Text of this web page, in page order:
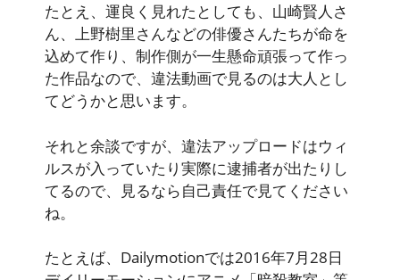
たとえ、運良く見れたとしても、 山崎賢人さ
ん、上野樹里さんなどの俳優さんたちが命を
込めて作り、制作側が一生懸命頑張って作っ
た作品なので、違法動画で見るのは大人とし
てどうかと思います。
それと余談ですが、 違法アップロードはウィ
ルスが入っていたり実際に逮捕者が出たりし
てるので、見るなら自己責任で見てください
ね。
たとえば、Dailymotionでは2016年7月28日